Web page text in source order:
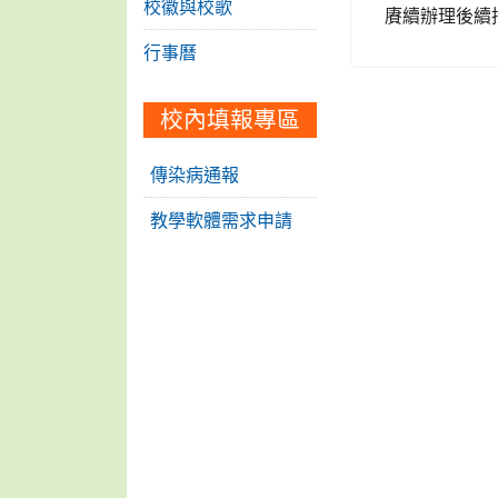
賡續辦理後續
校徽與校歌
行事曆
校內填報專區
傳染病通報
教學軟體需求申請